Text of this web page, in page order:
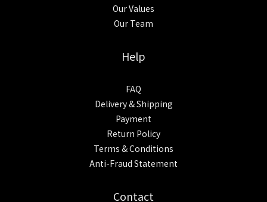
Our Values
Our Team
Help
FAQ
Delivery & Shipping
Payment
Return Policy
Terms & Conditions
Anti-Fraud Statement
Contact